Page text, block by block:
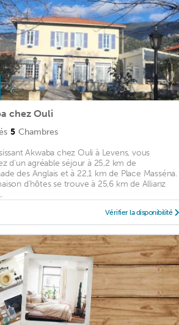
chez Ouli
5 Chambres
Akwaba chez Ouli à Levens, vous
d'un agréable séjour à 25,2 km de
des Anglais et à 22,1 km de Place Masséna.
d'hôtes se trouve à 25,6 km de Allianz
Vérifier la disponibilité